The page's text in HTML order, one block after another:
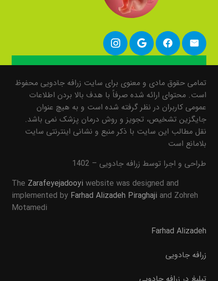
تمامی حقوق مادی و معنوی برای سایت زرافه جادویی محفوظ
است. محتوای ارائه شده صرفاً با هدف بالا بردن اطلاعات
عمومی کاربران در نظر گرفته شده است و به هیچ عنوان
جایگزین تشخیص، تجویز و روش درمان پزشک نمی باشد.
نقل مطالب این سایت با ذکر منبع و نشانی اینترنتی سایت
بلامانع است
طراحی و اجرا توسط زرافه جادویی – 1402
The Zarafeyejadooyi website was designed and
implemented by Farhad Alizadeh Piraghaji and Zohreh
Motamedi
Farhad Alizadeh
زرافه جادویی